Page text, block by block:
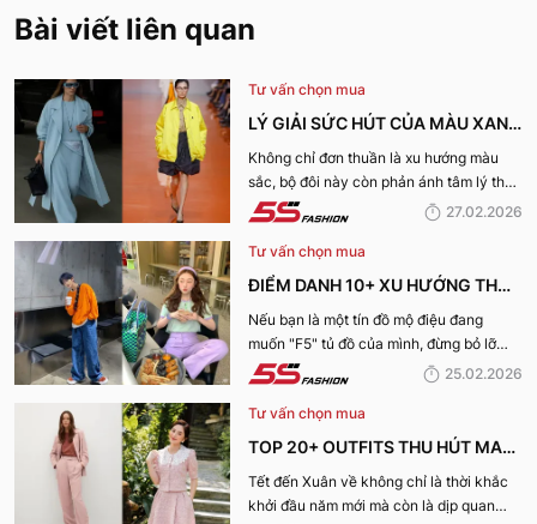
Bài viết liên quan
Tư vấn chọn mua
LÝ GIẢI SỨC HÚT CỦA MÀU XANH
DƯƠNG LẠNH VÀ VÀNG ACACIA
CHO XU HƯỚNG XUÂN HÈ 2026
Không chỉ đơn thuần là xu hướng màu
sắc, bộ đôi này còn phản ánh tâm lý thời
đại và nhu cầu thể hiện cá tính rõ nét
giải sức hút của màu Xanh dương lạnh và
vàng Acacia cho xu hướng Xuân Hè
27.02.2026
Tư vấn chọn mua
ĐIỂM DANH 10+ XU HƯỚNG THỜI
TRANG HOT NHẤT XUÂN HÈ
2026: SỰ TRỖI DẬY CỦA PHONG
CÁCH CÁ NHÂN
Nếu bạn là một tín đồ mộ điệu đang
muốn "F5" tủ đồ của mình, đừng bỏ lỡ
những gợi ý của 5S Fashion về những xu
25.02.2026
Tư vấn chọn mua
TOP 20+ OUTFITS THU HÚT MAY
MẮN, TÀI LỘC "HỢP VÍA" KHAI
XUÂN 2026
Tết đến Xuân về không chỉ là thời khắc
khởi đầu năm mới mà còn là dịp quan